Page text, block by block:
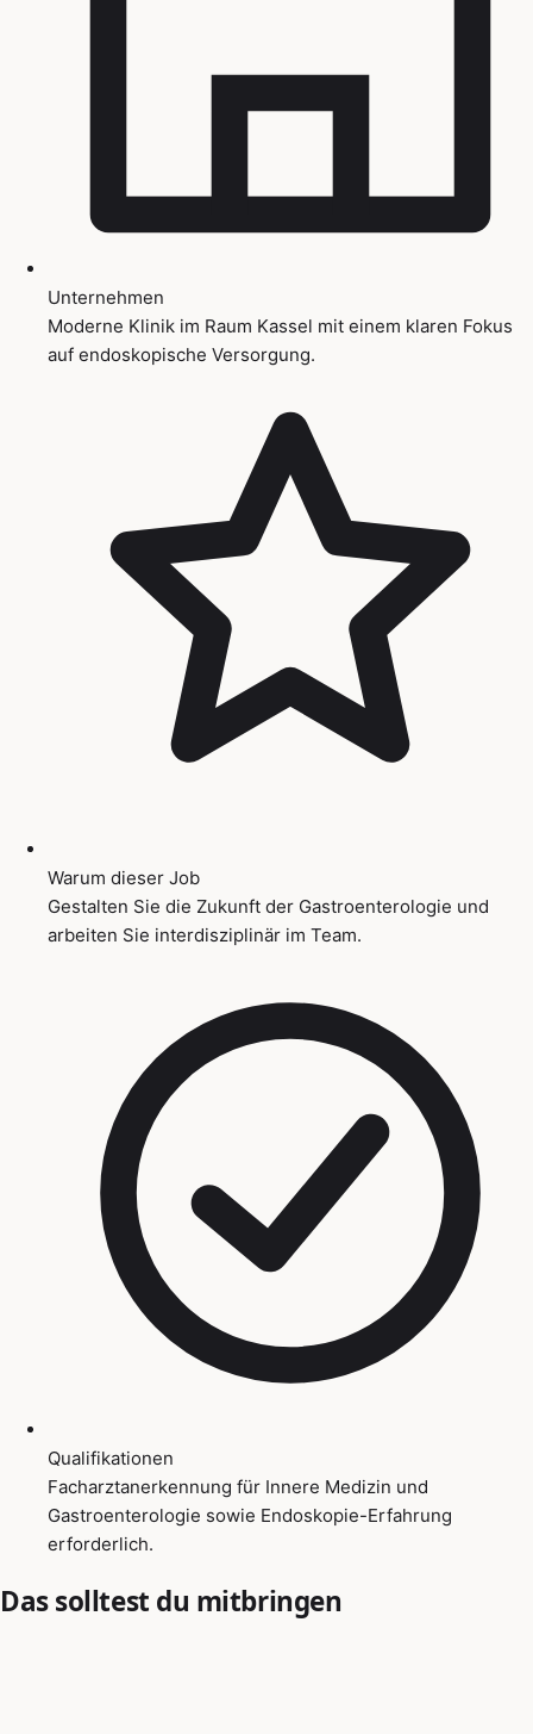
Unternehmen
Moderne Klinik im Raum Kassel mit einem klaren Fokus
auf endoskopische Versorgung.
Warum dieser Job
Gestalten Sie die Zukunft der Gastroenterologie und
arbeiten Sie interdisziplinär im Team.
Qualifikationen
Facharztanerkennung für Innere Medizin und
Gastroenterologie sowie Endoskopie-Erfahrung
erforderlich.
Das solltest du mitbringen